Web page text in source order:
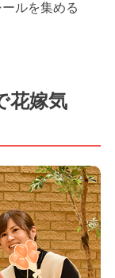
ルを集める
花嫁気